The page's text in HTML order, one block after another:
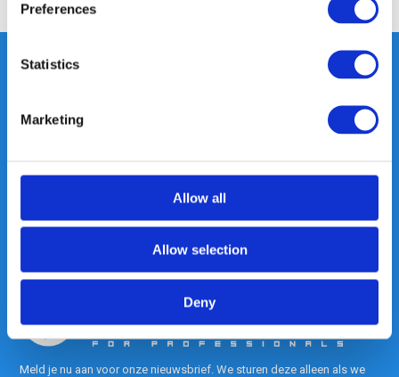
Preferences
Statistics
Marketing
Allow all
Allow selection
Deny
Heeft u vragen, neem gerust
is onze kracht.
info@gearpoint.nl
Meld je nu aan voor onze nieuwsbrief. We sturen deze alleen als we